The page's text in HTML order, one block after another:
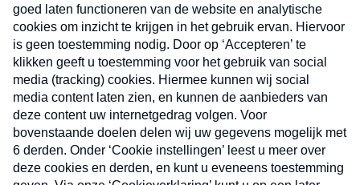
Verzend
Nieuwsbrief